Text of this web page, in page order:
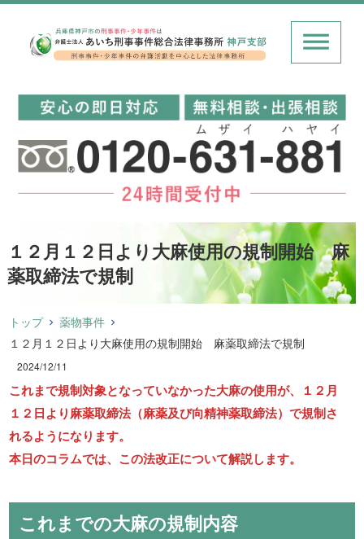
１２月１２日より大麻使用の規制開始 麻
薬取締法で規制
トップ
薬物事件
１２月１２日より大麻使用の規制開始 麻薬取締法で規制
2024/12/11
これまで規制対象となっていなかった大麻の使用が、１２月
１２日より麻薬取締法（麻薬及び向精神薬取締法）で規制さ
れるようになります。
本日のコラムでは、この法改正について解説します。
これまでの大麻の規制内容